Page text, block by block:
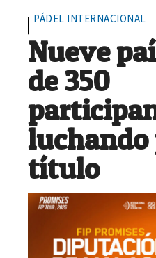
PÁDEL INTERNACIONAL
Nueve
de 350
luchando
título